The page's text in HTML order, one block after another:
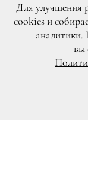
Для улучшения
cookies и
аналитики.
вы